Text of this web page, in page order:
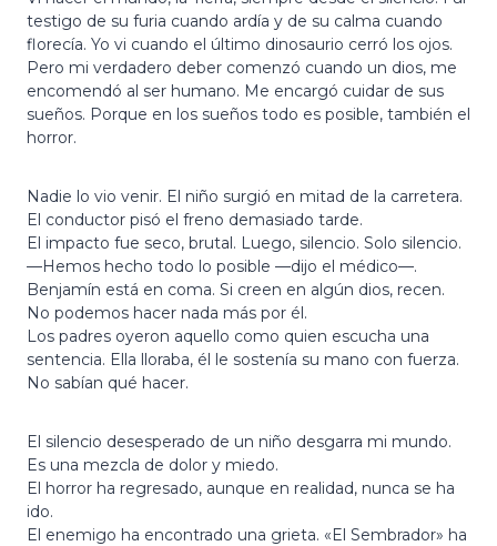
testigo de su furia cuando ardía y de su calma cuando
florecía. Yo vi cuando el último dinosaurio cerró los ojos.
Pero mi verdadero deber comenzó cuando un dios, me
encomendó al ser humano. Me encargó cuidar de sus
sueños. Porque en los sueños todo es posible, también el
horror.
Nadie lo vio venir. El niño surgió en mitad de la carretera.
El conductor pisó el freno demasiado tarde.
El impacto fue seco, brutal. Luego, silencio. Solo silencio.
—Hemos hecho todo lo posible —dijo el médico—.
Benjamín está en coma. Si creen en algún dios, recen.
No podemos hacer nada más por él.
Los padres oyeron aquello como quien escucha una
sentencia. Ella lloraba, él le sostenía su mano con fuerza.
No sabían qué hacer.
El silencio desesperado de un niño desgarra mi mundo.
Es una mezcla de dolor y miedo.
El horror ha regresado, aunque en realidad, nunca se ha
ido.
El enemigo ha encontrado una grieta. «El Sembrador» ha